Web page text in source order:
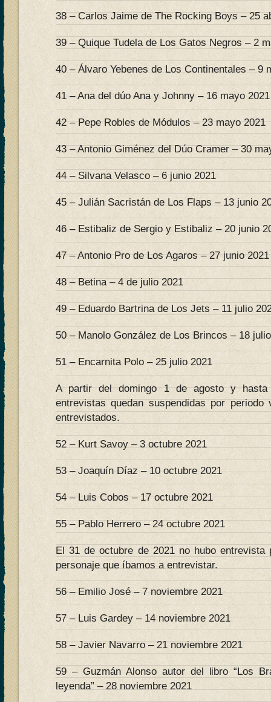
38 – Carlos Jaime de The Rocking Boys – 25
39 – Quique Tudela de Los Gatos Negros – 2
40 – Álvaro Yebenes de Los Continentales – 9
41 – Ana del dúo Ana y Johnny – 16 mayo 2021
42 – Pepe Robles de Módulos – 23 mayo 2021
43 – Antonio Giménez del Dúo Cramer – 30
44 – Silvana Velasco – 6 junio 2021
45 – Julián Sacristán de Los Flaps – 13 junio
46 – Estibaliz de Sergio y Estibaliz – 20 junio
47 – Antonio Pro de Los Agaros – 27 junio 2021
48 – Betina – 4 de julio 2021
49 – Eduardo Bartrina de Los Jets – 11 julio
50 – Manolo González de Los Brincos – 18
51 – Encarnita Polo – 25 julio 2021
A partir del domingo 1 de agosto y
entrevistas quedan suspendidas por
entrevistados.
52 – Kurt Savoy – 3 octubre 2021
53 – Joaquín Díaz – 10 octubre 2021
54 – Luis Cobos – 17 octubre 2021
55 – Pablo Herrero – 24 octubre 2021
El 31 de octubre de 2021 no hubo entrevista
personaje que íbamos a entrevistar.
56 – Emilio José – 7 noviembre 2021
57 – Luis Gardey – 14 noviembre 2021
58 – Javier Navarro – 21 noviembre 2021
59 – Guzmán Alonso autor del libro “Los
leyenda” – 28 noviembre 2021